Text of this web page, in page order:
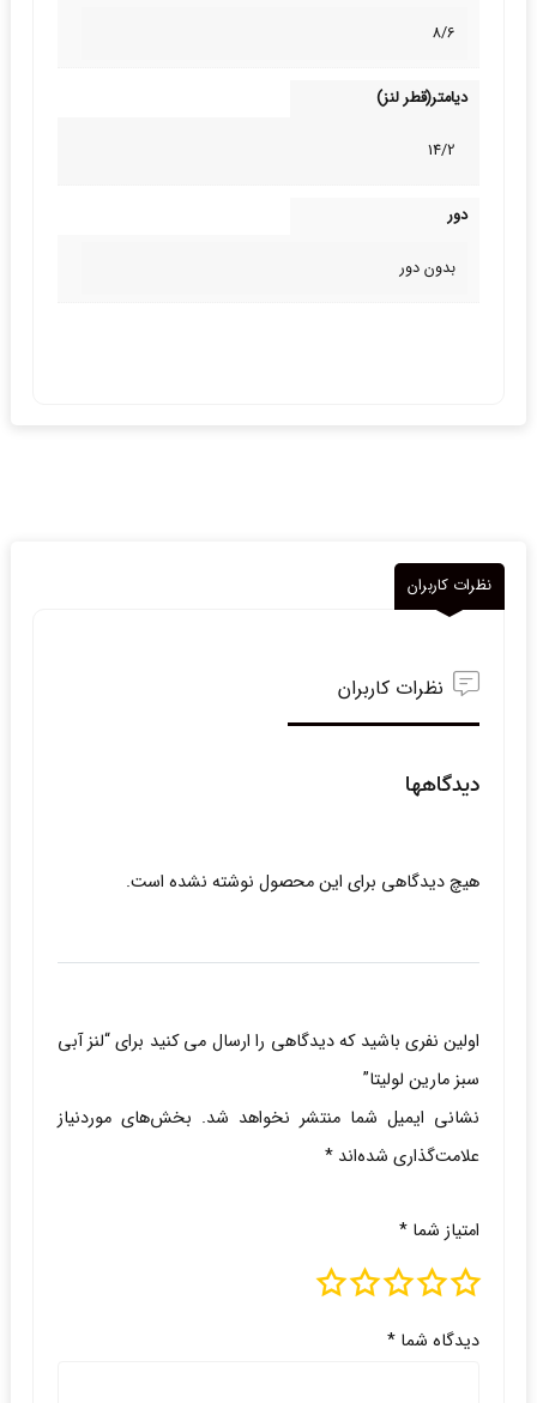
8/6
دیامتر(قطر لنز)
14/2
دور
بدون دور
نظرات کاربران
نظرات کاربران
دیدگاهها
هیچ دیدگاهی برای این محصول نوشته نشده است.
اولین نفری باشید که دیدگاهی را ارسال می کنید برای “لنز آبی
سبز مارین لولیتا”
نشانی ایمیل شما منتشر نخواهد شد. بخش‌های موردنیاز
علامت‌گذاری شده‌اند *
امتیاز شما *
دیدگاه شما *